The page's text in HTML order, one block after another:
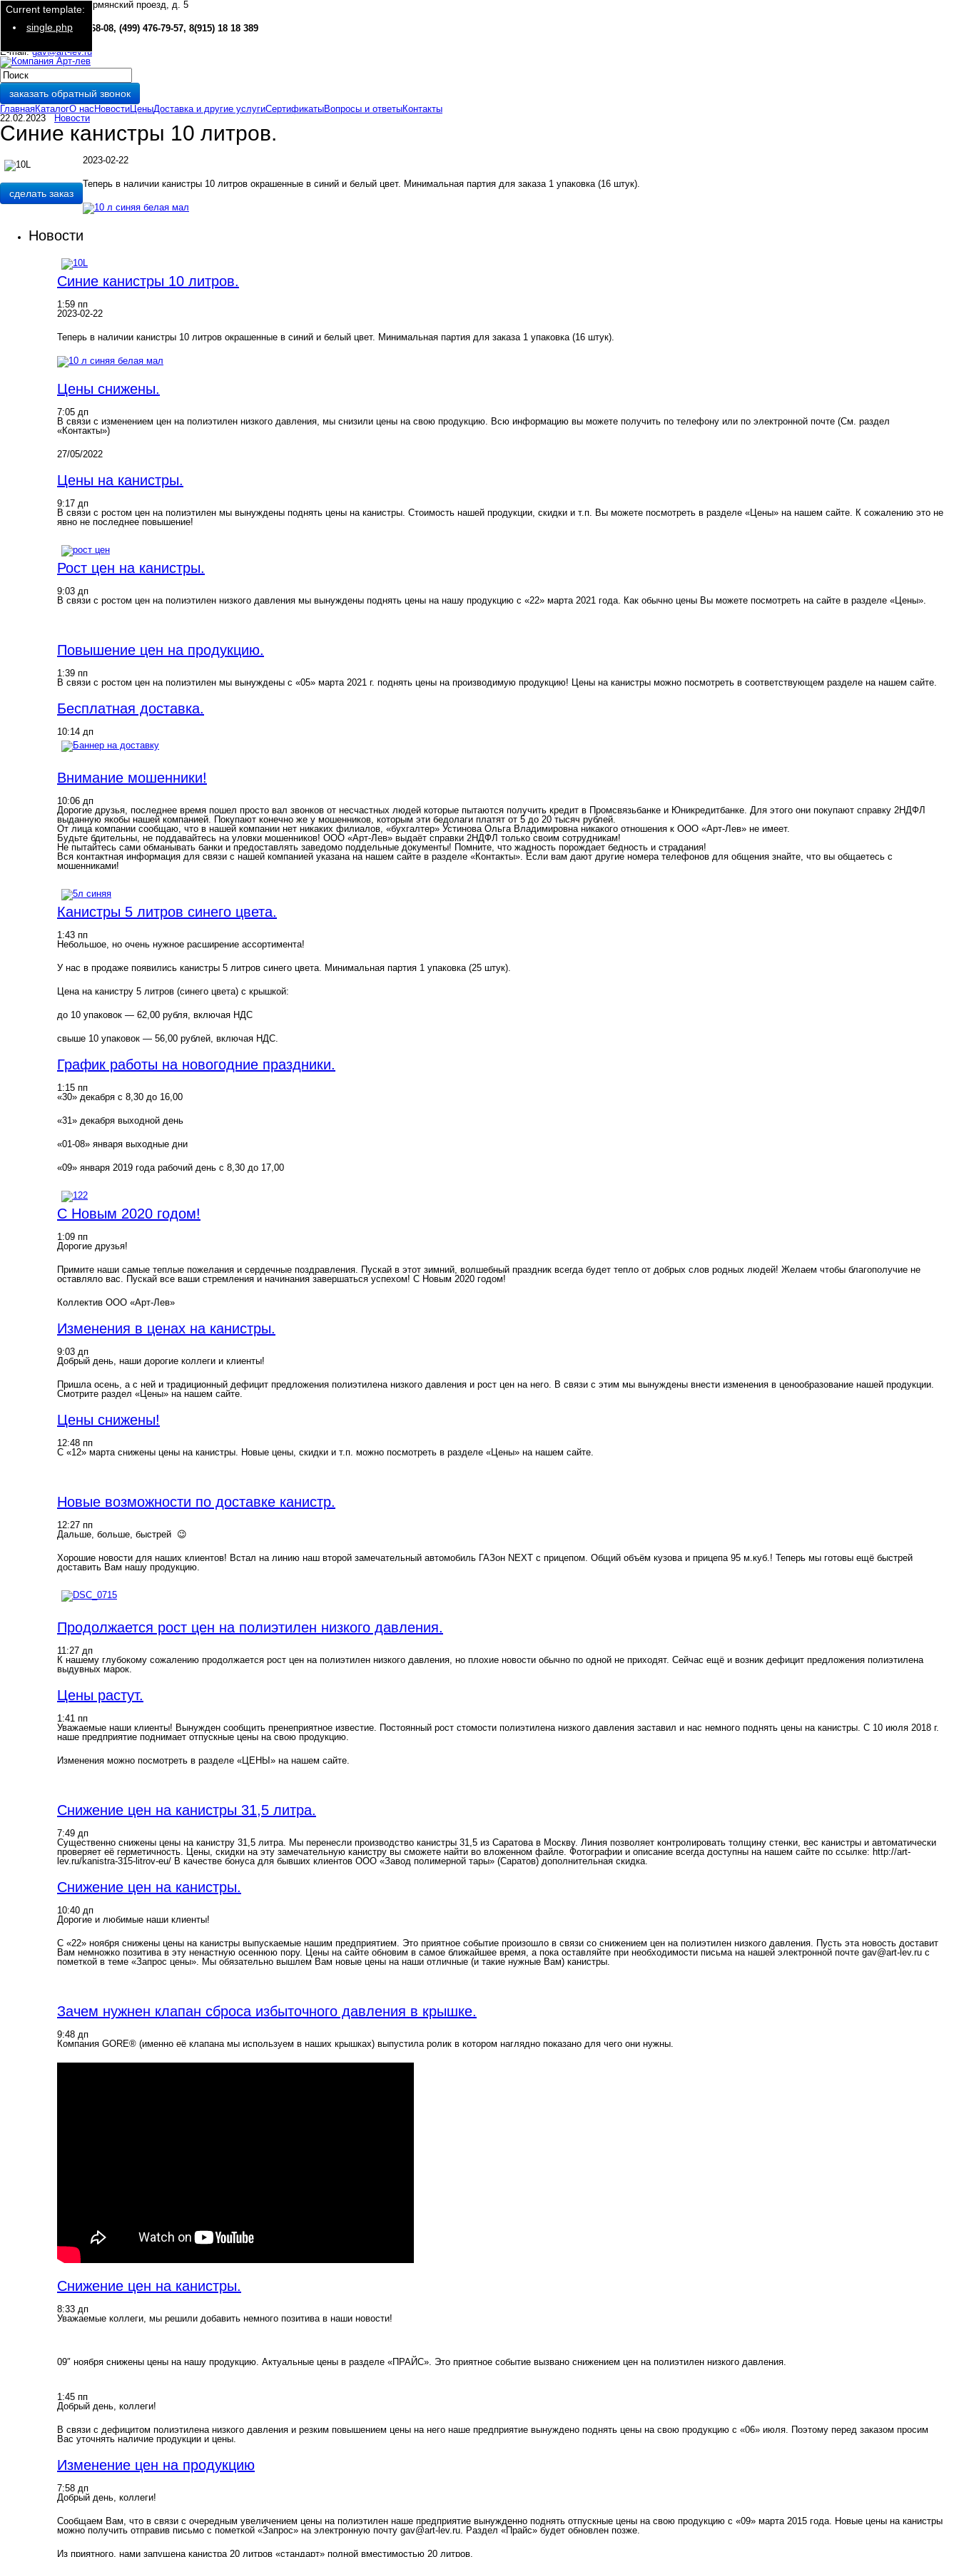
127282, г. Москва, Чермянский проезд, д. 5
Тел./факс:(499) 476-68-08, (499) 476-79-57, 8(915) 18 18 389
E-mail:gav@art-lev.ru
заказать обратный звонок
ГлавнаяКаталогО нас НовостиЦеныДоставка и другие услугиСертификатыВопросы и ответыКонтакты
22.02.2023
Новости
Синие канистры 10 литров.
сделать заказ
2023-02-22
Теперь в наличии канистры 10 литров окрашенные в синий и белый цвет. Минимальная партия для заказа 1 упаковка (16 штук).
Новости
Синие канистры 10 литров.
1:59 пп
2023-02-22
Теперь в наличии канистры 10 литров окрашенные в синий и белый цвет. Минимальная партия для заказа 1 упаковка (16 штук).
Цены снижены.
7:05 дп
В связи с изменением цен на полиэтилен низкого давления, мы снизили цены на свою продукцию. Всю информацию вы можете получить по телефону или по электронной почте (См. раздел
«Контакты»)
27/05/2022
Цены на канистры.
9:17 дп
В связи с ростом цен на полиэтилен мы вынуждены поднять цены на канистры. Стоимость нашей продукции, скидки и т.п. Вы можете посмотреть в разделе «Цены» на нашем сайте. К сожалению это не
явно не последнее повышение!
Рост цен на канистры.
9:03 дп
В связи с ростом цен на полиэтилен низкого давления мы вынуждены поднять цены на нашу продукцию с «22» марта 2021 года. Как обычно цены Вы можете посмотреть на сайте в разделе «Цены».
Повышение цен на продукцию.
1:39 пп
В связи с ростом цен на полиэтилен мы вынуждены с «05» марта 2021 г. поднять цены на производимую продукцию! Цены на канистры можно посмотреть в соответствующем разделе на нашем сайте.
Бесплатная доставка.
10:14 дп
Внимание мошенники!
10:06 дп
Дорогие друзья, последнее время пошел просто вал звонков от несчастных людей которые пытаются получить кредит в Промсвязьбанке и Юникредитбанке. Для этого они покупают справку 2НДФЛ
выданную якобы нашей компанией. Покупают конечно же у мошенников, которым эти бедолаги платят от 5 до 20 тысяч рублей.
От лица компании сообщаю, что в нашей компании нет никаких филиалов, «бухгалтер» Устинова Ольга Владимировна никакого отношения к ООО «Арт-Лев» не имеет.
Будьте бдительны, не поддавайтесь на уловки мошенников! ООО «Арт-Лев» выдаёт справки 2НДФЛ только своим сотрудникам!
Не пытайтесь сами обманывать банки и предоставлять заведомо поддельные документы! Помните, что жадность порождает бедность и страдания!
Вся контактная информация для связи с нашей компанией указана на нашем сайте в разделе «Контакты». Если вам дают другие номера телефонов для общения знайте, что вы общаетесь с
мошенниками!
Канистры 5 литров синего цвета.
1:43 пп
Небольшое, но очень нужное расширение ассортимента!
У нас в продаже появились канистры 5 литров синего цвета. Минимальная партия 1 упаковка (25 штук).
Цена на канистру 5 литров (синего цвета) с крышкой:
до 10 упаковок — 62,00 рубля, включая НДС
свыше 10 упаковок — 56,00 рублей, включая НДС.
График работы на новогодние праздники.
1:15 пп
«30» декабря с 8,30 до 16,00
«31» декабря выходной день
«01-08» января выходные дни
«09» января 2019 года рабочий день с 8,30 до 17,00
С Новым 2020 годом!
1:09 пп
Дорогие друзья!
Примите наши самые теплые пожелания и сердечные поздравления. Пускай в этот зимний, волшебный праздник всегда будет тепло от добрых слов родных людей! Желаем чтобы благополучие не
оставляло вас. Пускай все ваши стремления и начинания завершаться успехом! С Новым 2020 годом!
Коллектив ООО «Арт-Лев»
Изменения в ценах на канистры.
9:03 дп
Добрый день, наши дорогие коллеги и клиенты!
Пришла осень, а с ней и традиционный дефицит предложения полиэтилена низкого давления и рост цен на него. В связи с этим мы вынуждены внести изменения в ценообразование нашей продукции.
Смотрите раздел «Цены» на нашем сайте.
Цены снижены!
12:48 пп
С «12» марта снижены цены на канистры. Новые цены, скидки и т.п. можно посмотреть в разделе «Цены» на нашем сайте.
Новые возможности по доставке канистр.
12:27 пп
Дальше, больше, быстрей 😉
Хорошие новости для наших клиентов! Встал на линию наш второй замечательный автомобиль ГАЗон NEXT с прицепом. Общий объём кузова и прицепа 95 м.куб.! Теперь мы готовы ещё быстрей
доставить Вам нашу продукцию.
Продолжается рост цен на полиэтилен низкого давления.
11:27 дп
К нашему глубокому сожалению продолжается рост цен на полиэтилен низкого давления, но плохие новости обычно по одной не приходят. Сейчас ещё и возник дефицит предложения полиэтилена
выдувных марок.
Цены растут.
1:41 пп
Уважаемые наши клиенты! Вынужден сообщить пренеприятное известие. Постоянный рост стомости полиэтилена низкого давления заставил и нас немного поднять цены на канистры. С 10 июля 2018 г.
наше предприятие поднимает отпускные цены на свою продукцию.
Изменения можно посмотреть в разделе «ЦЕНЫ» на нашем сайте.
Снижение цен на канистры 31,5 литра.
7:49 дп
Существенно снижены цены на канистру 31,5 литра. Мы перенесли производство канистры 31,5 из Саратова в Москву. Линия позволяет контролировать толщину стенки, вес канистры и автоматически
проверяет её герметичность. Цены, скидки на эту замечательную канистру вы сможете найти во вложенном файле. Фотографии и описание всегда доступны на нашем сайте по ссылке: http://art-
lev.ru/kanistra-315-litrov-eu/ В качестве бонуса для бывших клиентов ООО «Завод полимерной тары» (Саратов) дополнительная скидка.
Снижение цен на канистры.
10:40 дп
Дорогие и любимые наши клиенты!
С «22» ноября снижены цены на канистры выпускаемые нашим предприятием. Это приятное событие произошло в связи со снижением цен на полиэтилен низкого давления. Пусть эта новость доставит
Вам немножко позитива в эту ненастную осеннюю пору. Цены на сайте обновим в самое ближайшее время, а пока оставляйте при необходимости письма на нашей электронной почте gav@art-lev.ru с
пометкой в теме «Запрос цены». Мы обязательно вышлем Вам новые цены на наши отличные (и такие нужные Вам) канистры.
Зачем нужнен клапан сброса избыточного давления в крышке.
9:48 дп
Компания GORE® (именно её клапана мы используем в наших крышках) выпустила ролик в котором наглядно показано для чего они нужны.
Снижение цен на канистры.
8:33 дп
Уважаемые коллеги, мы решили добавить немного позитива в наши новости!
09″ ноября снижены цены на нашу продукцию. Актуальные цены в разделе «ПРАЙС». Это приятное событие вызвано снижением цен на полиэтилен низкого давления.
1:45 пп
Добрый день, коллеги!
В связи с дефицитом полиэтилена низкого давления и резким повышением цены на него наше предприятие вынуждено поднять цены на свою продукцию с «06» июля. Поэтому перед заказом просим
Вас уточнять наличие продукции и цены.
Изменение цен на продукцию
7:58 дп
Добрый день, коллеги!
Сообщаем Вам, что в связи с очередным увеличением цены на полиэтилен наше предприятие вынужденно поднять отпускные цены на свою продукцию с «09» марта 2015 года. Новые цены на канистры
можно получить отправив письмо с пометкой «Запрос» на электронную почту gav@art-lev.ru. Раздел «Прайс» будет обновлен позже.
Из приятного, нами запущена канистра 20 литров «стандарт» полной вместимостью 20 литров.
Current template:
single.php